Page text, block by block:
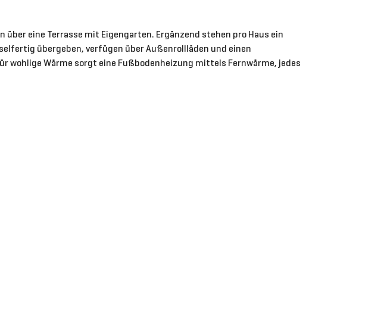
eine Terrasse mit Eigengarten. Ergänzend stehen pro Haus ein
übergeben, verfügen über Außenrollläden und einen
Wärme sorgt eine Fußbodenheizung mittels Fernwärme, jedes